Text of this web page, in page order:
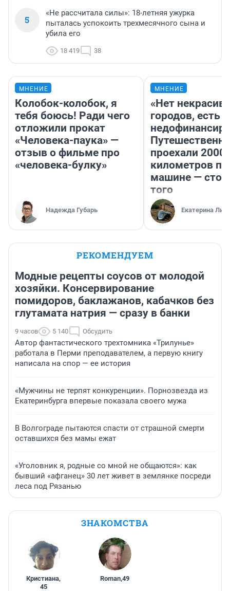
5
«Не рассчитала силы»: 18-летняя ужурка
пыталась успокоить трехмесячного сына и
убила его
18 419 38
МНЕНИЕ
Колобок-колобок, я
тебя боюсь! Ради чего
отложили прокат
«Человека-паука» —
отзыв о фильме про
«человека-булку»
Надежда Губарь
МНЕНИЕ
«Нет
городов, есть
проехали 2000
километров по
машине —
того
Екатерина
РЕКОМЕНДУЕМ
Модные рецепты соусов от молодой
хозяйки. Консервирование
помидоров, баклажанов, кабачков без
глутамата натрия — сразу в банки
9 часов 5 140 Обсудить
Автор фантастического трехтомника «Трилунье»
работала в Перми преподавателем, а первую книгу
написала на спор — ее история
«Мужчины не терпят конкуренции». Порнозвезда из
Екатеринбурга впервые показала своего мужа
В Волгограде пытаются спасти от страшной смерти
оставшихся без мамы ежат
«Уголовник я, родные со мной не общаются»: как
бывший «афганец» 30 лет живет в землянке посреди
леса под Рязанью
ЗНАКОМСТВА
Кристиана,
45
Roman,49